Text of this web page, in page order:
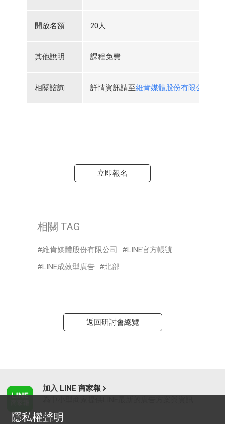
開放名額 20人
其他說明 課程免費
相關諮詢 詳情資訊請至維肯媒體股份有限公司
立即報名
相關 TAG
維肯媒體股份有限公司
LINE官方帳號
LINE成效型廣告
北部
返回研討會總覽
加入 LINE 商家報
隱私權聲明